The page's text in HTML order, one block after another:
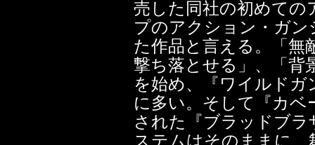
売した同社の初めての
プのアクション・ガ
た作品と言える。「無
撃ち落とせる」、「背
を始め、『ワイルドガ
に多い。そして『カベ
された『ブラッドブ
ステムはそのままに